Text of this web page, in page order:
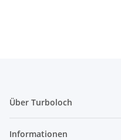
Über Turboloch
Informationen